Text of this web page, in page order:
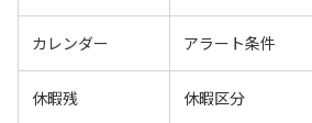
カレンダー アラート条件
休暇残 休暇区分